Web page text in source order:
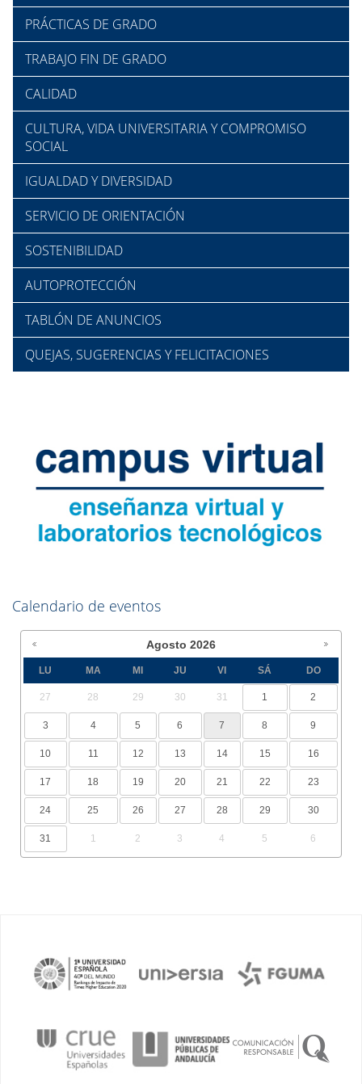
PRÁCTICAS DE GRADO
TRABAJO FIN DE GRADO
CALIDAD
CULTURA, VIDA UNIVERSITARIA Y COMPROMISO
SOCIAL
IGUALDAD Y DIVERSIDAD
SERVICIO DE ORIENTACIÓN
SOSTENIBILIDAD
AUTOPROTECCIÓN
TABLÓN DE ANUNCIOS
QUEJAS, SUGERENCIAS Y FELICITACIONES
Calendario de eventos
Agosto 2026
LU MA MI JU VI SÁ DO
27 28 29 30 31 1 2
3 4 5 6 7 8 9
10 11 12 13 14 15 16
17 18 19 20 21 22 23
24 25 26 27 28 29 30
31 1 2 3 4 5 6